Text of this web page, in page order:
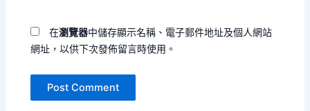
在瀏覽器中儲存顯示名稱、電子郵件地址及個人網站
網址，以供下次發佈留言時使用。